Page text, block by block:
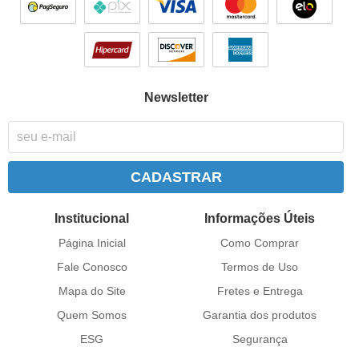
Newsletter
CADASTRAR
Institucional
Página Inicial
Fale Conosco
Mapa do Site
Quem Somos
ESG
Informações Úteis
Como Comprar
Termos de Uso
Fretes e Entrega
Garantia dos produtos
Segurança